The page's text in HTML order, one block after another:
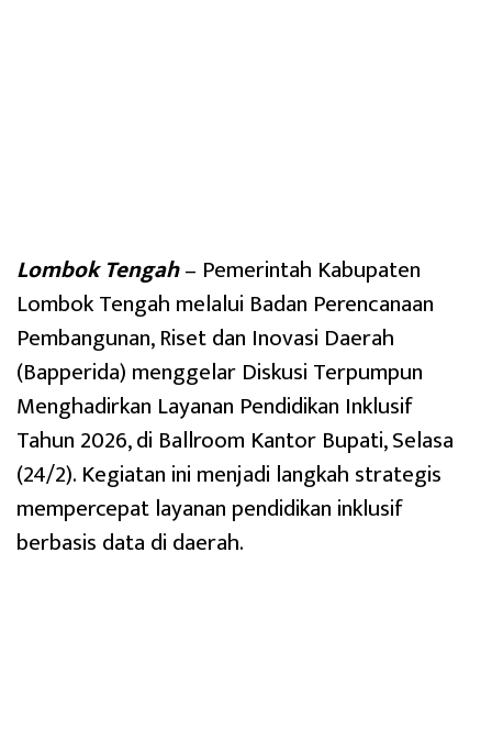
Lombok Tengah– Pemerintah Kabupaten
Lombok Tengah melalui Badan Perencanaan
Pembangunan, Riset dan Inovasi Daerah
(Bapperida) menggelar Diskusi Terpumpun
Menghadirkan Layanan Pendidikan Inklusif
Tahun 2026, di Ballroom Kantor Bupati, Selasa
(24/2). Kegiatan ini menjadi langkah strategis
mempercepat layanan pendidikan inklusif
berbasis data di daerah.